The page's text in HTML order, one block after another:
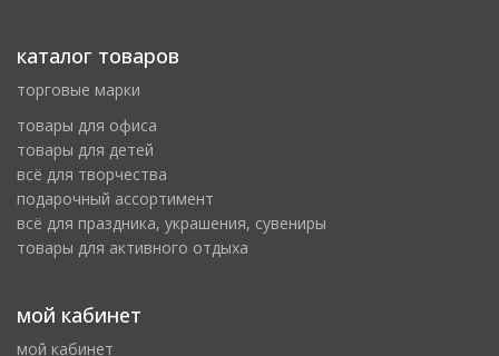
каталог товаров
торговые марки
товары для офиса
товары для детей
всё для творчества
подарочный ассортимент
всё для праздника, украшения, сувениры
товары для активного отдыха
мой кабинет
мой кабинет